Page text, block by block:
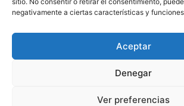
negativamente a ciertas características y
Aceptar
Denegar
Ver preferencias
CONTACTA CON NOSOTROS